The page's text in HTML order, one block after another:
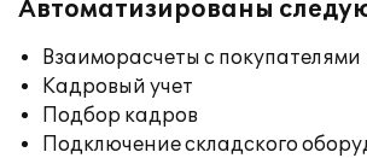
Автоматизированы
Взаиморасчеты с покупателями
Кадровый учет
Подбор кадров
Подключение складского